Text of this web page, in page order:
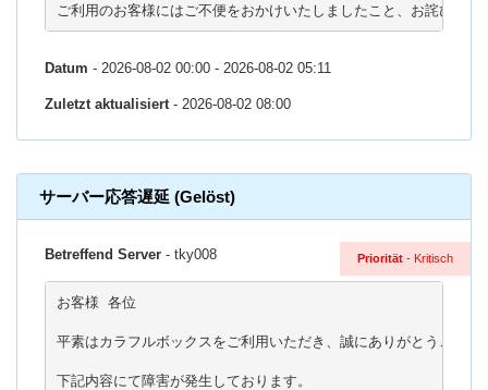
Datum - 2026-08-02 00:00 - 2026-08-02 05:11
Zuletzt aktualisiert- 2026-08-02 08:00
サーバー応答遅延 (Gelöst)
Priorität - Kritisch
Betreffend Server - tky008
お客様 各位
平素はカラフルボックスをご利用いただき、誠にありがとうござい
下記内容にて障害が発生しております。